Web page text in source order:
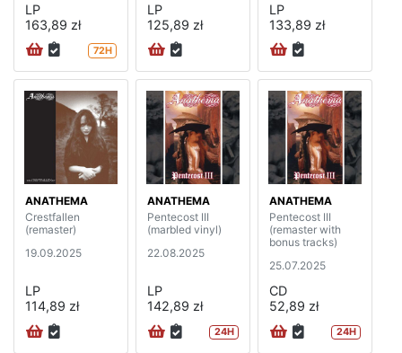
LP
163,89 zł
72H
LP
125,89 zł
LP
133,89 zł
ANATHEMA
Crestfallen
(remaster)
19.09.2025
LP
114,89 zł
ANATHEMA
Pentecost III
(marbled vinyl)
22.08.2025
LP
142,89 zł
24H
ANATHEMA
Pentecost III
(remaster with
bonus tracks)
25.07.2025
CD
52,89 zł
24H